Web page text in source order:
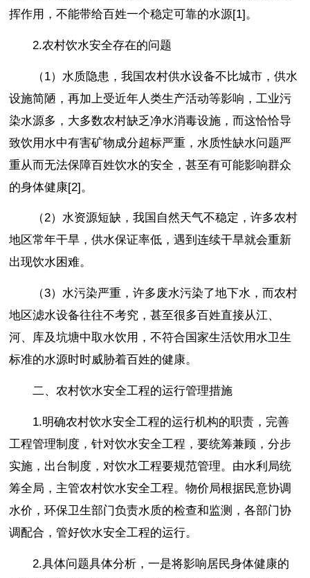
挥作用，不能带给百姓一个稳定可靠的水源[1]。
2.农村饮水安全存在的问题
（1）水质隐患，我国农村供水设备不比城市，供水
设施简陋，再加上受近年人类生产活动等影响，工业污
染水源多，大多数农村缺乏净水消毒设施，而这恰恰导
致饮用水中有害矿物成分超标严重，水质性缺水问题严
重从而无法保障百姓饮水的安全，甚至有可能影响群众
的身体健康[2]。
（2）水资源短缺，我国自然天气不稳定，许多农村
地区常年干旱，供水保证率低，遇到连续干旱就会重新
出现饮水困难。
（3）水污染严重，许多废水污染了地下水，而农村
地区滤水设备往往不考究，甚至很多百姓直接从江、
河、库及坑塘中取水饮用，不符合国家生活饮用水卫生
标准的水源时时威胁着百姓的健康。
二、农村饮水安全工程的运行管理措施
1.明确农村饮水安全工程的运行机构的职责，完善
工程管理制度，针对饮水安全工程，要统筹兼顾，分步
实施，出台制度，对饮水工程要规范管理。由水利局统
筹全局，主管农村饮水安全工程。物价局根据民意协调
水价，环保卫生部门负责水质的检查和监测，各部门协
调配合，管好饮水安全工程的运行。
2.具体问题具体分析，一是将影响居民身体健康的